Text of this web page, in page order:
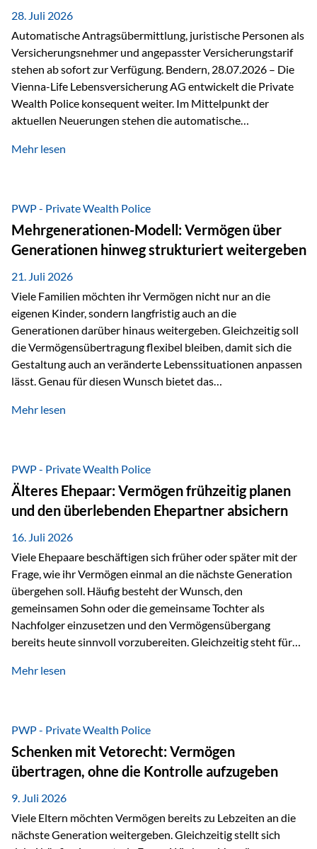
persönlichen Gespräch. Bei der Vienna-Life reagieren…
28. Juli 2026
Automatische Antragsübermittlung, juristische Personen als
Versicherungsnehmer und angepasster Versicherungstarif
stehen ab sofort zur Verfügung. Bendern, 28.07.2026 – Die
Vienna-Life Lebensversicherung AG entwickelt die Private
Wealth Police konsequent weiter. Im Mittelpunkt der
aktuellen Neuerungen stehen die automatische
als Versicherungsnehmer einzusetzen, sowie eine
Abwicklung für Vertriebspartner deutlich effizienter
gestaltet. Anträge werden direkt elektronisch übermittelt,
Medienbrüche reduziert und die weitere Bearbeitung
beschleunigt. Ab sofort können auch juristische Personen,
wie Kapitalgesellschaften oder Stiftungen, als
Versicherungsnehmer eingesetzt werden. Damit erweitert
die Vienna-Life die Einsatzmöglichkeiten der Private Wealth
Police insbesondere für…
Mehr lesen
PWP - Private Wealth Police
Mehrgenerationen-Modell: Vermögen über
Generationen hinweg strukturiert weitergeben
21. Juli 2026
Viele Familien möchten ihr Vermögen nicht nur an die
eigenen Kinder, sondern langfristig auch an die
Generationen darüber hinaus weitergeben. Gleichzeitig soll
die Vermögensübertragung flexibel bleiben, damit sich die
Gestaltung auch an veränderte Lebenssituationen anpassen
lässt. Genau für diesen Wunsch bietet das
Vienna-Life eine interessante Lösung. Es ermöglicht,
Ausgangssituation Stellen Sie sich folgende Familie vor: Die
Großeltern haben über viele Jahre Vermögen aufgebaut. Ihr
Wunsch ist es, dieses Vermögen nicht nur den eigenen
Kindern, sondern langfristig auch den Enkeln zukommen zu…
Mehr lesen
PWP - Private Wealth Police
Älteres Ehepaar: Vermögen frühzeitig planen
und den überlebenden Ehepartner absichern
16. Juli 2026
Viele Ehepaare beschäftigen sich früher oder später mit der
Frage, wie ihr Vermögen einmal an die nächste Generation
übergehen soll. Häufig besteht der Wunsch, den
gemeinsamen Sohn oder die gemeinsame Tochter als
Nachfolger einzusetzen und den Vermögensübergang
bereits heute sinnvoll vorzubereiten. Gleichzeitig steht für
passiert, wenn einer der beiden verstirbt? Der überlebende
Vermögen verfügen können. Genau für diese
Ausgangssituation bietet die Private Wealth Police der
Vienna-Life eine durchdachte Gestaltungsmöglichkeit. Die
Ausgangssituation Stellen Sie sich folgendes Beispiel vor:
Ein…
Mehr lesen
PWP - Private Wealth Police
Schenken mit Vetorecht: Vermögen
übertragen, ohne die Kontrolle aufzugeben
9. Juli 2026
Viele Eltern möchten Vermögen bereits zu Lebzeiten an die
nächste Generation weitergeben. Gleichzeitig stellt sich